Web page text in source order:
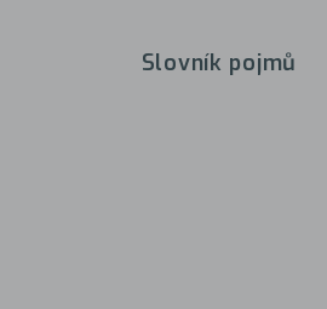
Slovník pojmů